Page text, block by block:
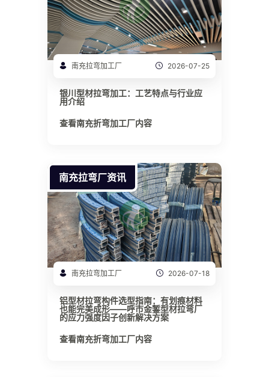
南充拉弯加工厂 2026-07-25
银川型材拉弯加工：工艺特点与行业应
用介绍
查看南充折弯加工厂内容
南充拉弯厂资讯
南充拉弯加工厂 2026-07-18
铝型材拉弯构件选型指南：有划痕材料
也能完美成形——呼市金錾型材拉弯厂
的应力强度因子创新解决方案
查看南充折弯加工厂内容